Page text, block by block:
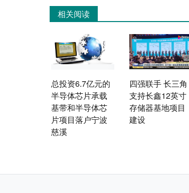
相关阅读
总投资6.7亿元的
半导体芯片承载
基带和半导体芯
片项目落户宁波
慈溪
四强联手 长三角
支持长鑫12英寸
存储器基地项目
建设